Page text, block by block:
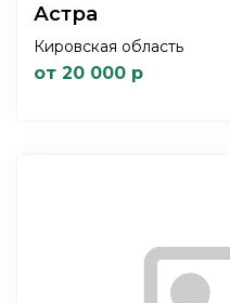
Астра
Кировская область
от 20 000 р